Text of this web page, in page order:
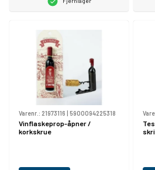
Varenr.: 21973116 | 5900094225318
Vinflaskeprop-åpner /
korkskrue